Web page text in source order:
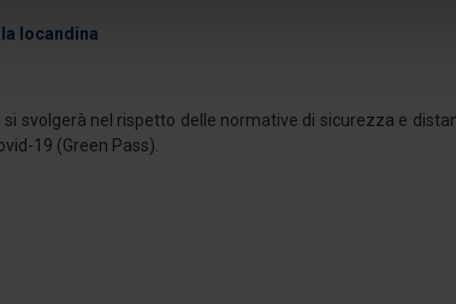
personalizzare contenuti ed annunci, per fornire
suo utilizzo dei loro servizi.
locandina
si svolgerà nel rispetto delle normative di sicurezza e
19 (Green Pass).